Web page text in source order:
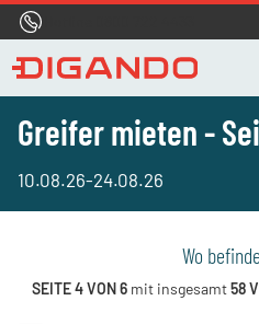
Greifer mieten -
10.08.26-24.08.26
Wo
SEITE 4 VON 6mit insgesamt58